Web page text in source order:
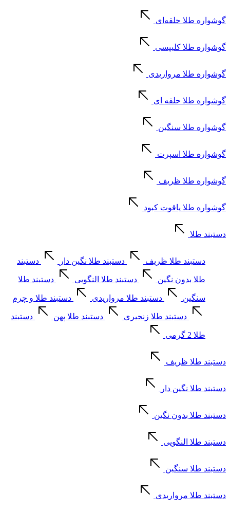
گوشواره طلا حلقه‌ای
گوشواره طلا کلیپسی
گوشواره طلا مرواریدی
گوشواره طلا حلقه ای
گوشواره طلا سنگین
گوشواره طلا اسپرت
گوشواره طلا ظریف
گوشواره طلا یاقوت کبود
دستبند طلا
دستبند طلا ظریف دستبند طلا نگین دار دستبند
طلا بدون نگین دستبند طلا النگویی دستبند طلا
سنگین دستبند طلا مرواریدی دستبند طلا و چرم
دستبند طلا زنجیری دستبند طلا پهن دستبند
طلا 2 گرمی
دستبند طلا ظریف
دستبند طلا نگین دار
دستبند طلا بدون نگین
دستبند طلا النگویی
دستبند طلا سنگین
دستبند طلا مرواریدی